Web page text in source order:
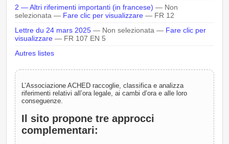
2 — Altri riferimenti importanti (in francese) — Non
selezionata — Fare clic per visualizzare — FR 12
Lettre du 24 mars 2025 — Non selezionata — Fare clic per
visualizzare — FR 107 EN 5
Autres listes
L’Associazione ACHED raccoglie, classifica e analizza
riferimenti relativi all’ora legale, ai cambi d’ora e alle loro
conseguenze.
Il sito propone tre approcci
complementari: